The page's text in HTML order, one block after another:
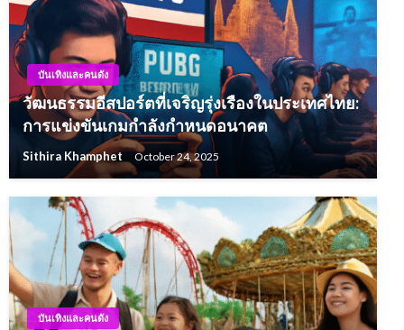
บันเทิงและคนดัง
วัฒนธรรมอีสปอร์ตที่เจริญรุ่งเรืองในประเทศไทย:
การแข่งขันเกมกำลังกำหนดอนาคต
Sithira Khamphet October 24, 2025
บันเทิงและคนดัง